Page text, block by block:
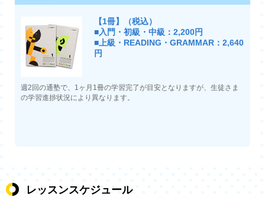
【1冊】（税込）
■入門・初級・中級：2,200円
■上級・READING・GRAMMAR：2,640
円
週2回の通塾で、1ヶ月1冊の学習完了が目安となりますが、生徒さま
の学習進捗状況により異なります。
レッスンスケジュール